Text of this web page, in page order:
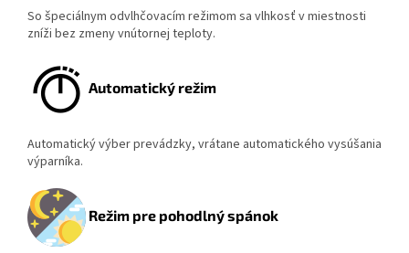
So špeciálnym odvlhčovacím režimom sa vlhkosť v miestnosti
zníži bez zmeny vnútornej teploty.
Automatický režim
Automatický výber prevádzky, vrátane automatického vysúšania
výparníka.
Režim pre pohodlný spánok